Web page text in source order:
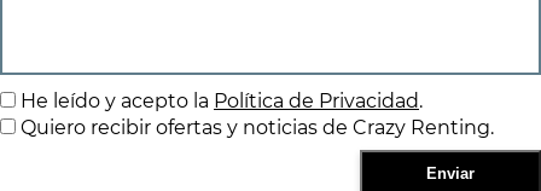
He leído y acepto la Política de Privacidad.
Quiero recibir ofertas y noticias de Crazy Renting.